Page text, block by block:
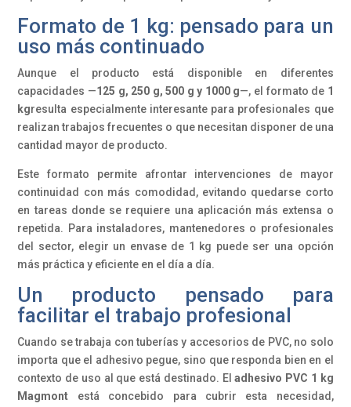
Formato de 1 kg: pensado para un
uso más continuado
Aunque el producto está disponible en diferentes
capacidades —125 g, 250 g, 500 g y 1000 g—, el formato de 1
kgresulta especialmente interesante para profesionales que
realizan trabajos frecuentes o que necesitan disponer de una
cantidad mayor de producto.
Este formato permite afrontar intervenciones de mayor
continuidad con más comodidad, evitando quedarse corto
en tareas donde se requiere una aplicación más extensa o
repetida. Para instaladores, mantenedores o profesionales
del sector, elegir un envase de 1 kg puede ser una opción
más práctica y eficiente en el día a día.
Un producto pensado para
facilitar el trabajo profesional
Cuando se trabaja con tuberías y accesorios de PVC, no solo
importa que el adhesivo pegue, sino que responda bien en el
contexto de uso al que está destinado. Eladhesivo PVC 1 kg
Magmont está concebido para cubrir esta necesidad,